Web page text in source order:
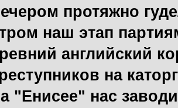
протяжно
наш этап
английский
на
"Енисее" нас